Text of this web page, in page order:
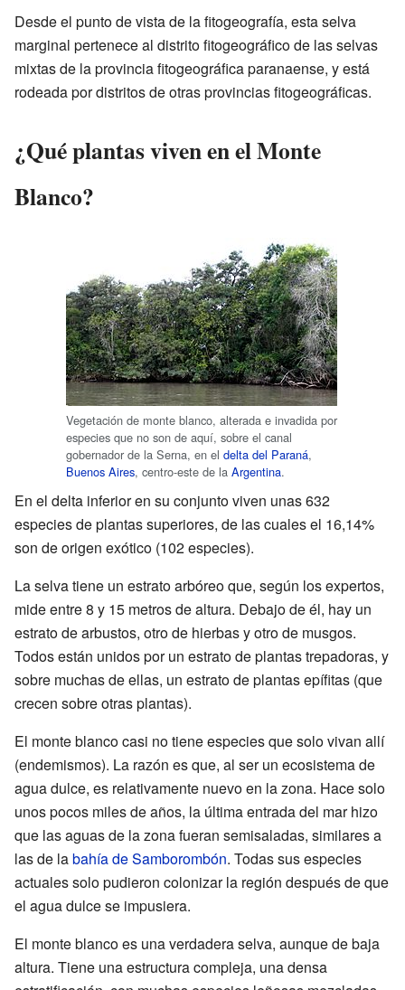
Desde el punto de vista de la fitogeografía, esta selva
marginal pertenece al distrito fitogeográfico de las selvas
mixtas de la provincia fitogeográfica paranaense, y está
rodeada por distritos de otras provincias fitogeográficas.
¿Qué plantas viven en el Monte
Blanco?
Vegetación de monte blanco, alterada e invadida por
especies que no son de aquí, sobre el canal
gobernador de la Serna, en el delta del Paraná,
Buenos Aires, centro-este de la Argentina.
En el delta inferior en su conjunto viven unas 632
especies de plantas superiores, de las cuales el 16,14%
son de origen exótico (102 especies).
La selva tiene un estrato arbóreo que, según los expertos,
mide entre 8 y 15 metros de altura. Debajo de él, hay un
estrato de arbustos, otro de hierbas y otro de musgos.
Todos están unidos por un estrato de plantas trepadoras, y
sobre muchas de ellas, un estrato de plantas epífitas (que
crecen sobre otras plantas).
El monte blanco casi no tiene especies que solo vivan allí
(endemismos). La razón es que, al ser un ecosistema de
agua dulce, es relativamente nuevo en la zona. Hace solo
unos pocos miles de años, la última entrada del mar hizo
que las aguas de la zona fueran semisaladas, similares a
las de labahía de Samborombón. Todas sus especies
actuales solo pudieron colonizar la región después de que
el agua dulce se impusiera.
El monte blanco es una verdadera selva, aunque de baja
altura. Tiene una estructura compleja, una densa